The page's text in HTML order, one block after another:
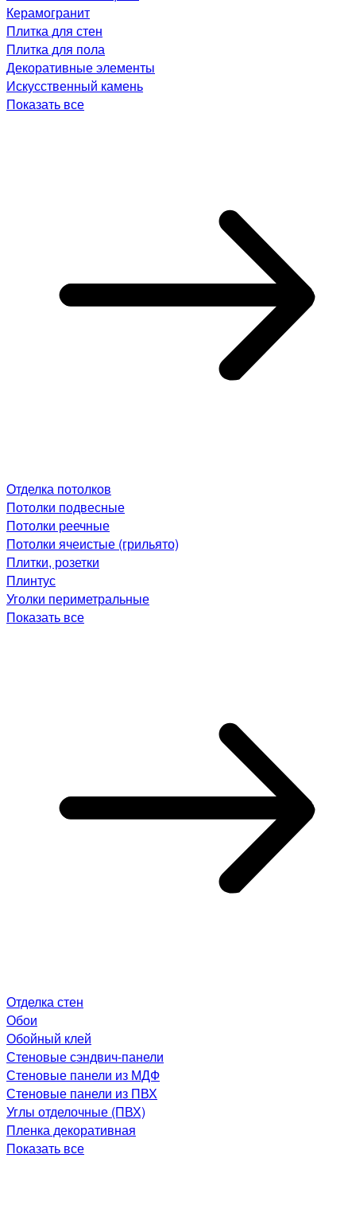
Керамогранит
Плитка для стен
Плитка для пола
Декоративные элементы
Искусственный камень
Показать все
Отделка потолков
Потолки подвесные
Потолки реечные
Потолки ячеистые (грильято)
Плитки, розетки
Плинтус
Уголки периметральные
Показать все
Отделка стен
Обои
Обойный клей
Стеновые сэндвич-панели
Стеновые панели из МДФ
Стеновые панели из ПВХ
Углы отделочные (ПВХ)
Пленка декоративная
Показать все